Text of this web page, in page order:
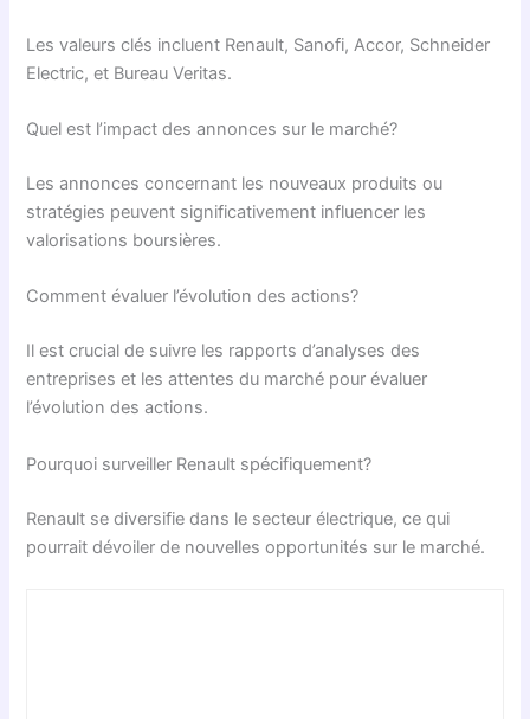
Les valeurs clés incluent Renault, Sanofi, Accor, Schneider
Electric, et Bureau Veritas.
Quel est l’impact des annonces sur le marché?
Les annonces concernant les nouveaux produits ou
stratégies peuvent significativement influencer les
valorisations boursières.
Comment évaluer l’évolution des actions?
Il est crucial de suivre les rapports d’analyses des
entreprises et les attentes du marché pour évaluer
l’évolution des actions.
Pourquoi surveiller Renault spécifiquement?
Renault se diversifie dans le secteur électrique, ce qui
pourrait dévoiler de nouvelles opportunités sur le marché.